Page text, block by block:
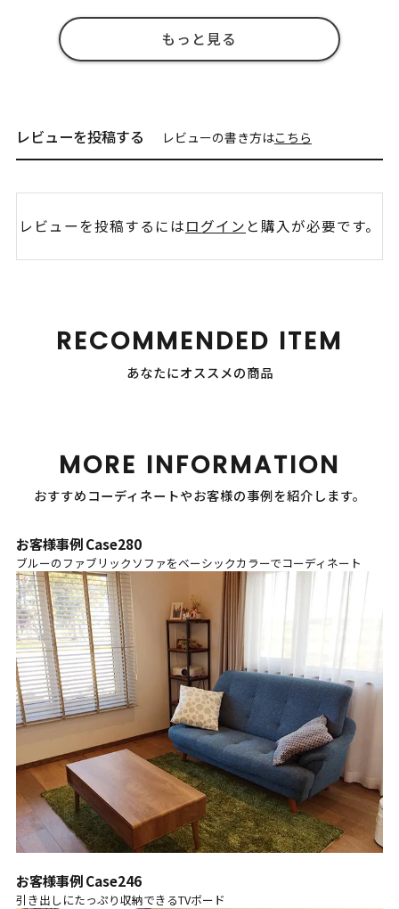
もっと見る
レビューを投稿する レビューの書き方はこちら
レビューを投稿するにはログイン と購入が必要です。
RECOMMENDED ITEM
あなたにオススメの商品
MORE INFORMATION
おすすめコーディネートやお客様の事例を紹介します。
お客様事例 Case280
ブルーのファブリックソファをベーシックカラーでコーディネート
お客様事例 Case246
引き出しにたっぷり収納できるTVボード